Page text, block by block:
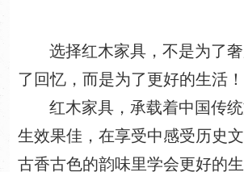
选择红木家具，不是为了
了回忆，而是为了更好的生活
红木家具，承载着中国传
生效果佳，在享受中感受历史
古香古色的韵味里学会更好的生